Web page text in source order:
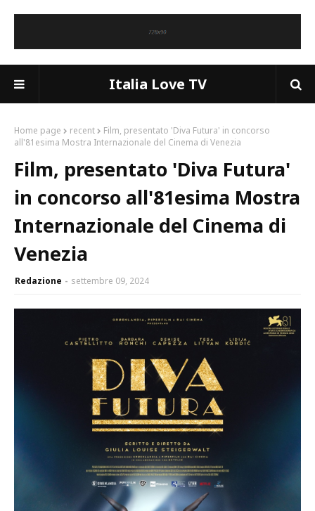
Italia Love TV
Home page recent
Film, presentato 'Diva Futura' in concorso
all'81esima Mostra Internazionale del Cinema di Venezia
Film, presentato 'Diva Futura'
in concorso all'81esima Mostra
Internazionale del Cinema di
Venezia
Redazione settembre 09, 2024